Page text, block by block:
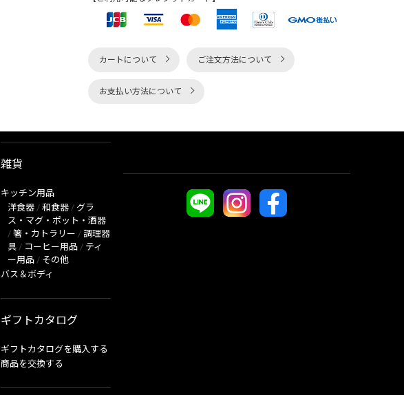
カートについて ご注文方法について
お支払い方法について
雑貨
キッチン用品
洋食器 / 和食器 / グラ
ス・マグ・ポット・酒器
/ 箸・カトラリー / 調理器
具 / コーヒー用品 / ティ
ー用品 / その他
バス＆ボディ
ギフトカタログ
ギフトカタログを購入する
商品を交換する